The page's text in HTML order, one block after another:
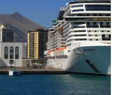
ses
plus
belles
photos
à